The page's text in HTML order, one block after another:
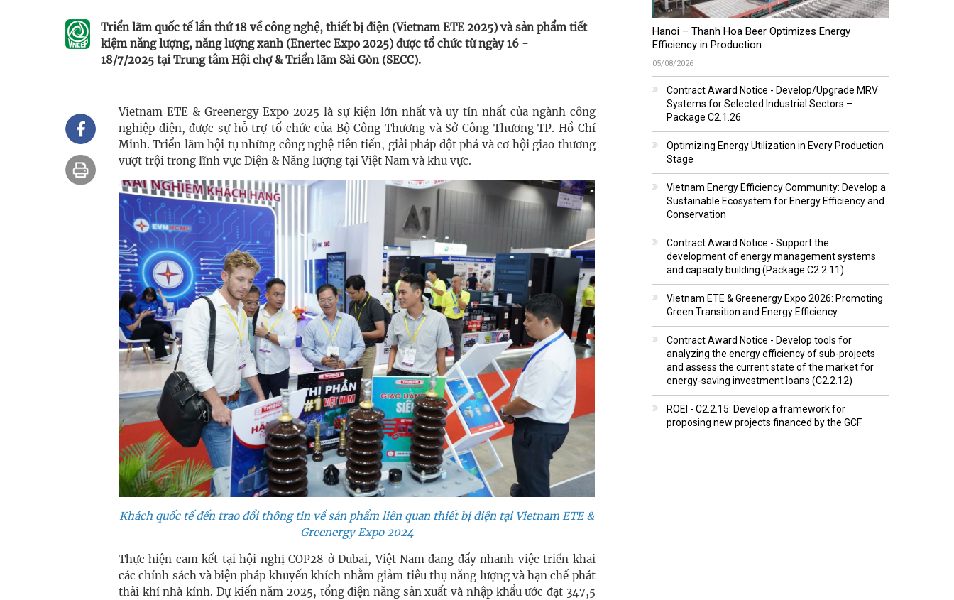
Triển lãm quốc tế lần thứ 18 về công nghệ, thiết bị điện (Vietnam ETE 2025) và sản phẩm tiết
kiệm năng lượng, năng lượng xanh (Enertec Expo 2025) được tổ chức từ ngày 16 -
18/7/2025 tại Trung tâm Hội chợ & Triển lãm Sài Gòn (SECC).
Vietnam ETE & Greenergy Expo 2025 là sự kiện lớn nhất và uy tín nhất của ngành công
nghiệp điện, được sự hỗ trợ tổ chức của Bộ Công Thương và Sở Công Thương TP. Hồ Chí
Minh. Triển lãm hội tụ những công nghệ tiên tiến, giải pháp đột phá và cơ hội giao thương
vượt trội trong lĩnh vực Điện & Năng lượng tại Việt Nam và khu vực.
Khách quốc tế đến trao đổi thông tin về sản phẩm liên quan thiết bị điện tại Vietnam ETE &
Greenergy Expo 2024
Thực hiện cam kết tại hội nghị COP28 ở Dubai, Việt Nam đang đẩy nhanh việc triển khai
các chính sách và biện pháp khuyến khích nhằm giảm tiêu thụ năng lượng và hạn chế phát
thải khí nhà kính. Dự kiến năm 2025, tổng điện năng sản xuất và nhập khẩu ước đạt 347,5
Hanoi – Thanh Hoa Beer Optimizes Energy
Efficiency in Production
05/08/2026
Contract Award Notice - Develop/Upgrade MRV
Systems for Selected Industrial Sectors –
Package C2.1.26
Optimizing Energy Utilization in Every Production
Stage
Vietnam Energy Efficiency Community: Develop a
Sustainable Ecosystem for Energy Efficiency and
Conservation
Contract Award Notice - Support the
development of energy management systems
and capacity building (Package C2.2.11)
Vietnam ETE & Greenergy Expo 2026: Promoting
Green Transition and Energy Efficiency
Contract Award Notice - Develop tools for
analyzing the energy efficiency of sub-projects
and assess the current state of the market for
energy-saving investment loans (C2.2.12)
ROEI - C2.2.15: Develop a framework for
proposing new projects financed by the GCF